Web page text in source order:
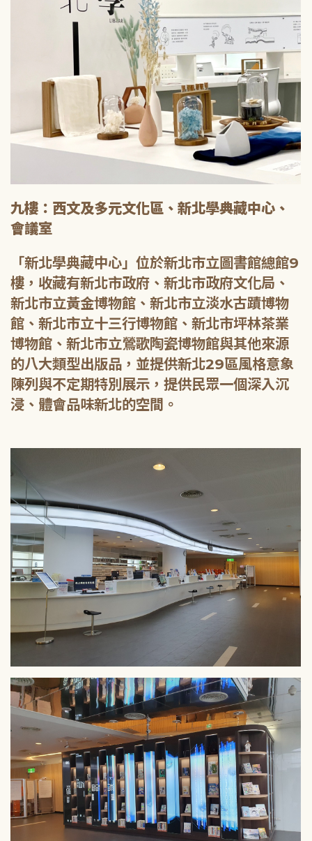
九樓：西文及多元文化區、新北學典藏中心、
會議室
「新北學典藏中心」位於新北市立圖書館總館9
樓，收藏有新北市政府、新北市政府文化局、
新北市立黃金博物館、新北市立淡水古蹟博物
館、新北市立十三行博物館、新北市坪林茶業
博物館、新北市立鶯歌陶瓷博物館與其他來源
的八大類型出版品，並提供新北29區風格意象
陳列與不定期特別展示，提供民眾一個深入沉
浸、體會品味新北的空間。